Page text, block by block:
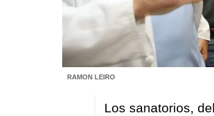
RAMON LEIRO
Los sanatorios,